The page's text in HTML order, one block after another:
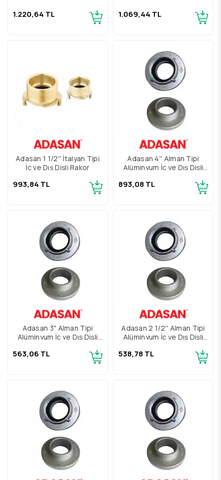
1.220,64 TL 1.069,44 TL
Adasan 1 1/2'' İtalyan Tipi
İç ve Dış Dişli Rakor
993,84 TL
Adasan 4'' Alman Tipi
Alüminyum İç ve Dış Dişli
893,08 TL
Adasan 3" Alman Tipi
Alüminyum İç ve Dış Dişli
563,06 TL
Adasan 2 1/2'' Alman Tipi
Alüminyum İç ve Dış Dişli
538,78 TL